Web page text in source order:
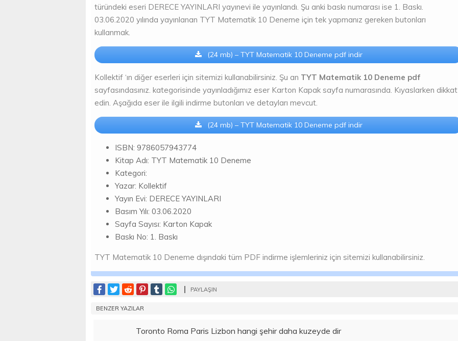
türündeki eseri DERECE YAYINLARI yayınevi ile yayınlandı. Şu anki baskı numarası ise 1. Baskı.
03.06.2020 yılında yayınlanan TYT Matematik 10 Deneme için tek yapmanız gereken butonları
kullanmak.
(24 mb) – TYT Matematik 10 Deneme pdf indir
Kollektif ‘ın diğer eserleri için sitemizi kullanabilirsiniz. Şu an TYT Matematik 10 Deneme pdf
sayfasındasınız. kategorisinde yayınladığımız eser Karton Kapak sayfa numarasında. Kıyaslarken dikkat
edin. Aşağıda eser ile ilgili indirme butonları ve detayları mevcut.
(24 mb) – TYT Matematik 10 Deneme pdf indir
ISBN: 9786057943774
Kitap Adı: TYT Matematik 10 Deneme
Kategori:
Yazar: Kollektif
Yayın Evi: DERECE YAYINLARI
Basım Yılı: 03.06.2020
Sayfa Sayısı: Karton Kapak
Baskı No: 1. Baskı
TYT Matematik 10 Deneme dışındaki tüm PDF indirme işlemleriniz için sitemizi kullanabilirsiniz.
PAYLAŞIN
BENZER YAZILAR
Toronto Roma Paris Lizbon hangi şehir daha kuzeyde dir